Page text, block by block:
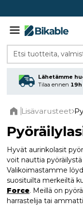
Etsi tuotteita,
Lähetämme
Tilaa ennen 19h
Lisävarusteet
Hyvät aurinkolasit
voit nauttia pyöräilystä
Valikoimastamme
suosituilta merkeiltä
Force. Meillä on
harrastelija tai